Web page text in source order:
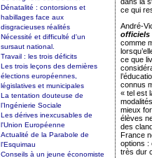
ce qui
André-
officiels
comme
ce que
connus
« tel est
mieux
élèves
des
France
options :
très dur
Dénatalité : contorsions et
habillages face aux
disgracieuses réalités
Nécessité et difficulté d'un
sursaut national.
Travail : les trois déficits
Les trois leçons des dernières
élections européennes,
législatives et municipales
La tentation douteuse de
l’Ingénierie Sociale
Les dérives inexcusables de
l'Union Européenne
Actualité de la Parabole de
l'Esquimau
Conseils à un jeune économiste